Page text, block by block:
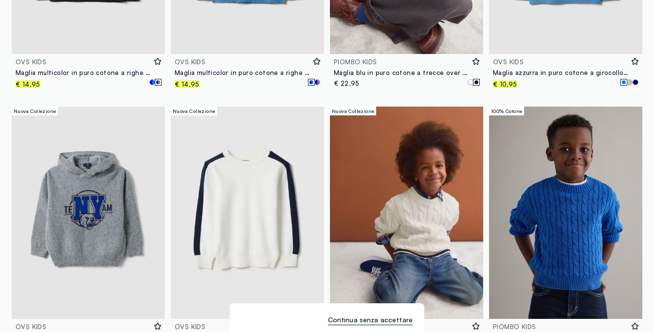
OVS KIDS
Maglia multicolor in puro cotone a righe over fit per bambino
€ 14,95
OVS KIDS
Maglia multicolor in puro cotone a righe over fit per bambino
€ 14,95
PIOMBO KIDS
Maglia blu in puro cotone a trecce over fit per bambino
€ 22,95
OVS KIDS
Maglia azzurra in puro cotone a girocollo over fit per bambino
€ 10,95
Nuova Collezione
OVS KIDS
Nuova Collezione
OVS KIDS
Nuova Collezione
PIOMBO KIDS
100% Cotone
PIOMBO KIDS
Continua senza accettare